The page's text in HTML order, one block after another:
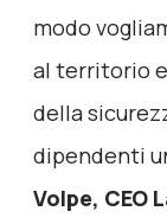
modo
al territorio
della
dipendenti
Volpe, CEO